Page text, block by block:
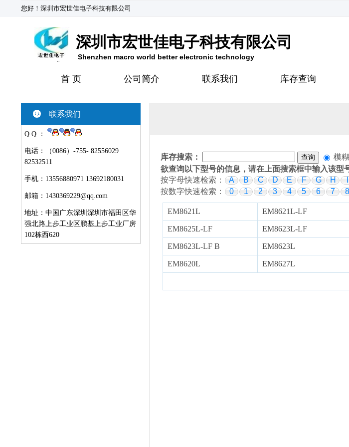
您好！深圳市宏世佳电子科技有限公司
深圳市宏世佳电子科技有限公司
Shenzhen macro world better electronic technology
首 页 公司简介 联系我们 库存查询
联系我们
Q Q ：
电话：（0086）-755- 82556029
82532511
手机：13556880971 13692180031
邮箱： 1430369229@qq.com
地址：中国广东深圳深圳市福田区华
强北路上步工业区鹏基上步工业厂房
102栋西620
库存搜索： 模
欲查询以下型号的信息，请在上面搜索框中输入该型
按字母快速检索：
A B C D E F G H
按数字快速检索：
0 1 2 3 4 5 6 7 8
EM8621L EM8621L-LF
EM8625L-LF EM8623L-LF
EM8623L-LF B EM8623L
EM8620L EM8627L